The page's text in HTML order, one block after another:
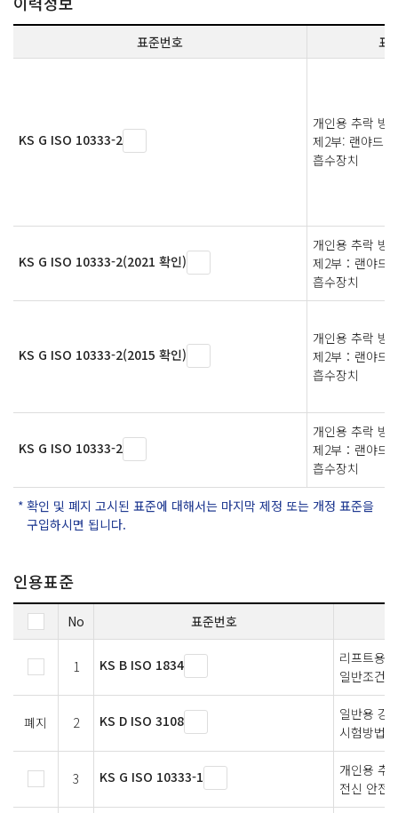
표준번호 표
KS G ISO 10333-2
개인용 추락 방
제2부: 랜야드
흡수장치
KS G ISO 10333-2(2021 확인)
개인용 추락 방
제2부：랜야드
흡수장치
KS G ISO 10333-2(2015 확인)
개인용 추락 방
제2부：랜야드
흡수장치
KS G ISO 10333-2
개인용 추락 방
제2부：랜야드
흡수장치
확인 및 폐지 고시된 표준에 대해서는 마지막 제정 또는 개정 표준을
구입하시면 됩니다.
인용표준
No 표준번호
1 KS B ISO 1834
리프트용
일반조건
폐지 2 KS D ISO 3108
일반용 강
시험방법
3 KS G ISO 10333-1
개인용 추
전신 안전